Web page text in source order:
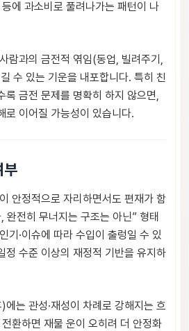
등에 과소비로 풀려나가는 패턴이 나
람과의 금전적 엮임(동업, 빌려주기,
수 있는 기운을 내포합니다. 특히 친
록 금전 문제를 명확히 하지 않으면,
로 이어질 가능성이 있습니다.
부
안정적으로 자리하면서도 편재가 함
완전히 무너지는 구조는 아닌” 형태
기·이슈에 따라 수입이 출렁일 수 있
정 수준 이상의 재정적 기반을 유지하
는 관성·재성이 차례로 강해지는 흐
환하면 재물 운이 오히려 더 안정화